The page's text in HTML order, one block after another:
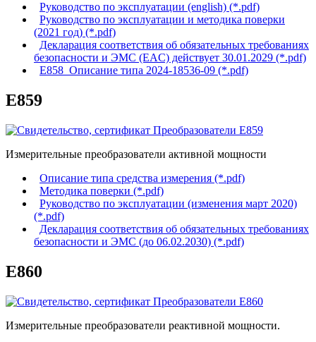
Руководство по эксплуатации (english) (*.pdf)
Руководство по эксплуатации и методика поверки
(2021 год) (*.pdf)
Декларация соответствия об обязательных требованиях
безопасности и ЭМС (EAC) действует 30.01.2029 (*.pdf)
Е858_Описание типа 2024-18536-09 (*.pdf)
Е859
Измерительные преобразователи активной мощности
Описание типа средства измерения (*.pdf)
Методика поверки (*.pdf)
Руководство по эксплуатации (изменения март 2020)
(*.pdf)
Декларация соответствия об обязательных требованиях
безопасности и ЭМС (до 06.02.2030) (*.pdf)
Е860
Измерительные преобразователи реактивной мощности.